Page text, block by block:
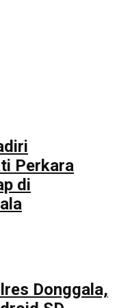
Perkara
di
Donggala,